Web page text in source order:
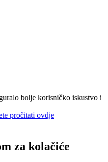
bolje korisničko iskustvo i
pročitati ovdje
za kolačiće